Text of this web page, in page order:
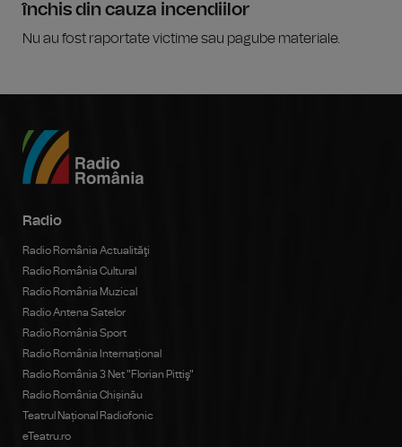
închis din cauza incendiilor
Nu au fost raportate victime sau pagube materiale.
Radio
Radio România Actualităţi
Radio România Cultural
Radio România Muzical
Radio Antena Satelor
Radio România Sport
Radio România Internațional
Radio România 3 Net "Florian Pittiş"
Radio România Chișinău
Teatrul Național Radiofonic
eTeatru.ro